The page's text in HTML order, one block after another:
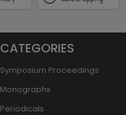
CATEGORIES
Symposium Proceedings
Monographs
Periodicals